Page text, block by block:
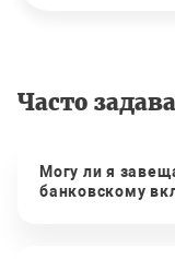
Часто
Могу ли я
банковскому